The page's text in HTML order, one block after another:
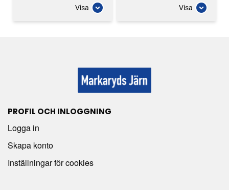
Visa Visa
PROFIL OCH INLOGGNING
Logga in
Skapa konto
Inställningar för cookies